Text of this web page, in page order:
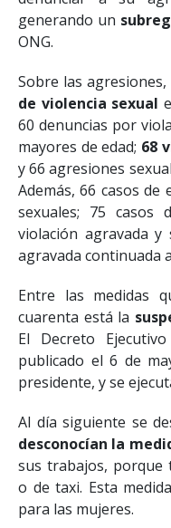
denunciar a su
generando un
ONG.
Sobre las
de violencia sexual
60 denuncias por
mayores de edad; 68
y 66 agresiones
Además, 66 casos
sexuales; 75 casos
violación agravada y
agravada continuada
Entre las medidas
cuarenta está la
El Decreto
publicado el 6 de
presidente, y se
Al día siguiente se
desconocían la
sus trabajos, porque
o de taxi. Esta medida
para las mujeres.